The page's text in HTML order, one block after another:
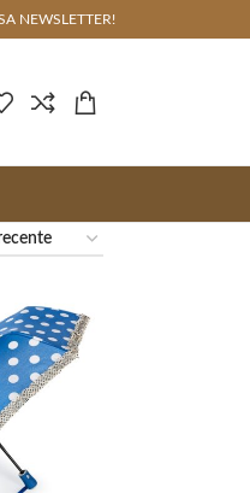
NEWSLETTER!